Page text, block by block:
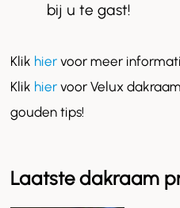
bij u te gast!
Klik hier voor meer
Klik hier voor Velux
gouden tips!
Laatste dakraam